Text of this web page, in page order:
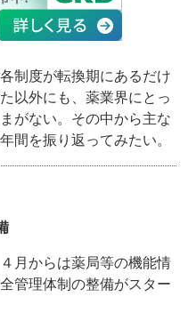
制度が転換期にあるだけ
以外にも、薬業界にとっ
がない。その中から主な
間を振り返ってみたい。
月からは薬局等の機能情
管理体制の整備がスター